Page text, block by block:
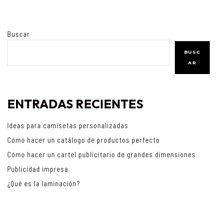
Buscar
BUSC
AR
ENTRADAS RECIENTES
Ideas para camisetas personalizadas
Cómo hacer un catálogo de productos perfecto
Cómo hacer un cartel publicitario de grandes dimensiones
Publicidad impresa
¿Qué es la laminación?